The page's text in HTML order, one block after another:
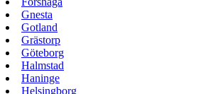
Gnesta
Gotland
Grästorp
Göteborg
Halmstad
Haninge
Helsingborg